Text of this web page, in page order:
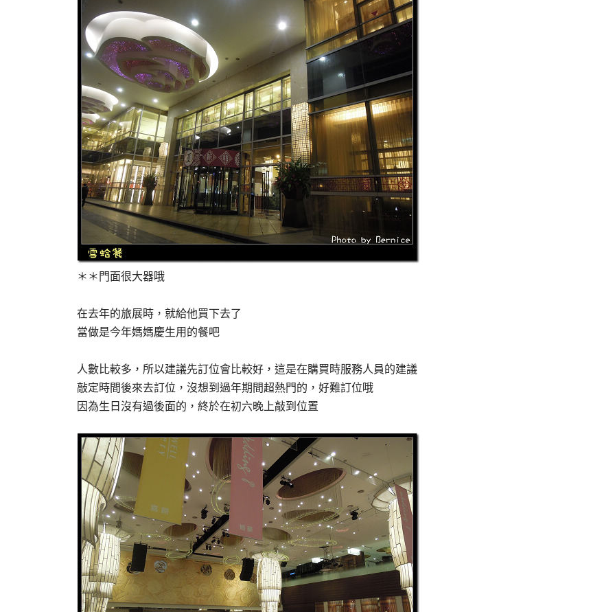
＊＊門面很大器哦
在去年的旅展時，就給他買下去了
當做是今年媽媽慶生用的餐吧
人數比較多，所以建議先訂位會比較好，這是在購買時服務人員的建議
敲定時間後來去訂位，沒想到過年期間超熱門的，好難訂位哦
因為生日沒有過後面的，終於在初六晚上敲到位置